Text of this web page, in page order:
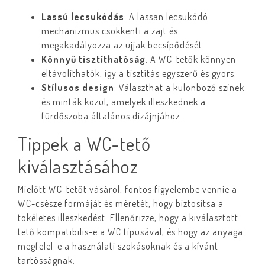
Lassú lecsukódás: A lassan lecsukódó
mechanizmus csökkenti a zajt és
megakadályozza az ujjak becsípődését.
Könnyű tisztíthatóság: A WC-tetők könnyen
eltávolíthatók, így a tisztítás egyszerű és gyors.
Stílusos design: Választhat a különböző színek
és minták közül, amelyek illeszkednek a
fürdőszoba általános dizájnjához.
Tippek a WC-tető
kiválasztásához
Mielőtt WC-tetőt vásárol, fontos figyelembe vennie a
WC-csésze formáját és méretét, hogy biztosítsa a
tökéletes illeszkedést. Ellenőrizze, hogy a kiválasztott
tető kompatibilis-e a WC típusával, és hogy az anyaga
megfelel-e a használati szokásoknak és a kívánt
tartósságnak.